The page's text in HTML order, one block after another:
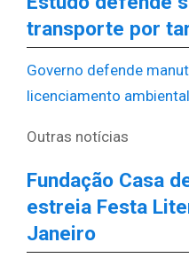
transporte por
Governo defende
licenciamento ambiental
Outras notícias
Fundação Casa
estreia Festa
Janeiro